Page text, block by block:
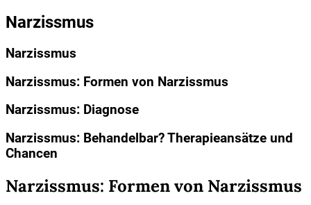
Narzissmus
Narzissmus
Narzissmus: Formen von Narzissmus
Narzissmus: Diagnose
Narzissmus: Behandelbar? Therapieansätze und
Chancen
Narzissmus: Formen von Narzissmus